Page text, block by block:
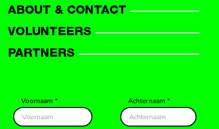
ABOUT & CONTACT
VOLUNTEERS
PARTNERS